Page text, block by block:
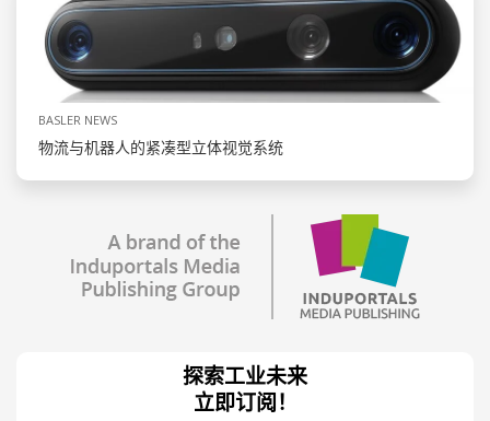
BASLER NEWS
物流与机器人的紧凑型立体视觉系统
探索工业未来
立即订阅！